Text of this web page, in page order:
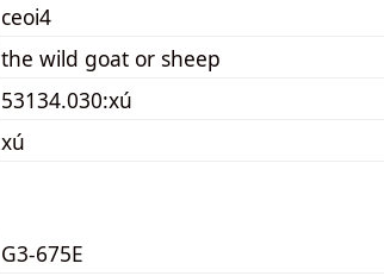
ceoi4
the wild goat or sheep
53134.030:xú
xú
G3-675E